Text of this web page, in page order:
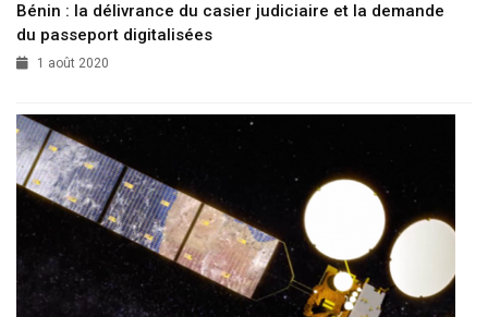
Bénin : la délivrance du casier judiciaire et la demande
du passeport digitalisées
1 août 2020